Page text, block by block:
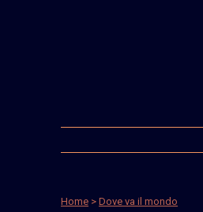
Home > Dove va il mondo